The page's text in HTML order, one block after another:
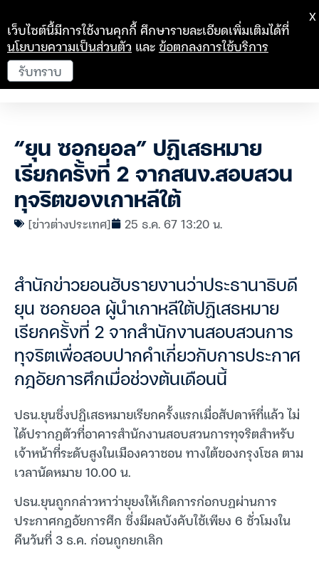
“ยุน ซอกยอล” ปฏิเสธหมาย
เรียกครั้งที่ 2 จากสนง.สอบสวน
ทุจริตของเกาหลีใต้
[ข่าวต่างประเทศ] 25 ธ.ค. 67 13:20 น.
สำนักข่าวยอนฮับรายงานว่าประธานาธิบดี
ยุน ซอกยอล ผู้นำเกาหลีใต้ปฏิเสธหมาย
เรียกครั้งที่ 2 จากสำนักงานสอบสวนการ
ทุจริตเพื่อสอบปากคำเกี่ยวกับการประกาศ
กฎอัยการศึกเมื่อช่วงต้นเดือนนี้
ปธน.ยุนซึ่งปฏิเสธหมายเรียกครั้งแรกเมื่อสัปดาห์ที่แล้ว ไม่
ได้ปรากฏตัวที่อาคารสำนักงานสอบสวนการทุจริตสำหรับ
เจ้าหน้าที่ระดับสูงในเมืองควาชอน ทางใต้ของกรุงโซล ตาม
เวลานัดหมาย 10.00 น.
ปธน.ยุนถูกกล่าวหาว่ายุยงให้เกิดการก่อกบฏผ่านการ
ประกาศกฎอัยการศึก ซึ่งมีผลบังคับใช้เพียง 6 ชั่วโมงใน
คืนวันที่ 3 ธ.ค. ก่อนถูกยกเลิก
เว็บไซต์นี้มีการใช้งานคุกกี้ ศึกษารายละเอียดเพิ่มเติมได้ที่
นโยบายความเป็นส่วนตัว และข้อตกลงการใช้บริการ
รับทราบ
X